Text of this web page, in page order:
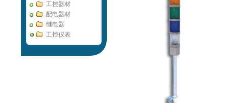
工控器材
配电器材
继电器
工控仪表